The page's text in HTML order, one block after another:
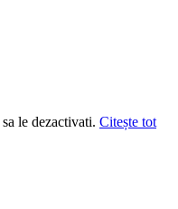
le dezactivati. Citește tot